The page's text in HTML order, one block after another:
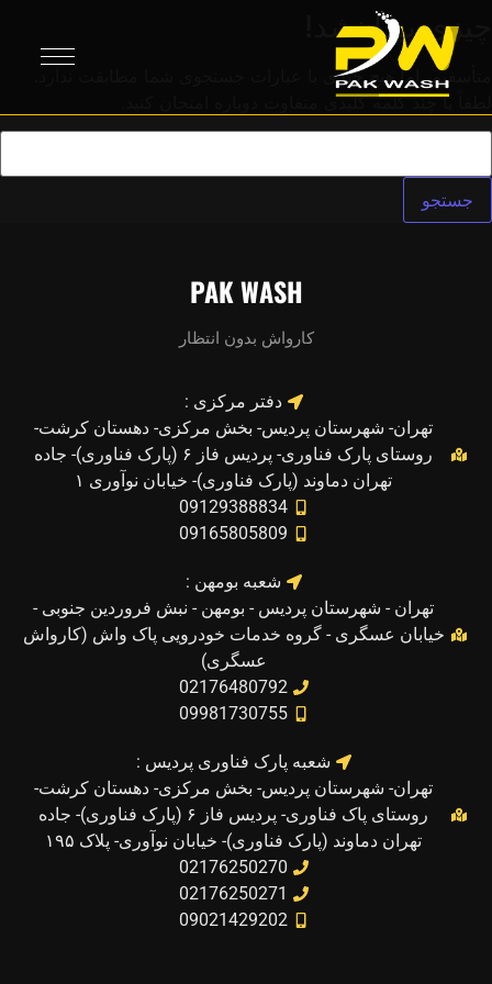
چیزی پیدا نشد!
متأسفیم، اما هیچ چیزی با عبارات جستجوی شما مطابقت ندارد.
لطفاً با چند کلمه کلیدی متفاوت دوباره امتحان کنید.
PAK WASH
کارواش بدون انتظار
دفتر مرکزی :
تهران- شهرستان پردیس- بخش مرکزی- دهستان کرشت-
روستای پارک فناوری- پردیس فاز ۶ (پارک فناوری)- جاده
تهران دماوند (پارک فناوری)- خیابان نوآوری ۱
09129388834
09165805809
شعبه بومهن :
تهران - شهرستان پردیس - بومهن - نبش فروردین جنوبی -
خیابان عسگری - گروه خدمات خودرویی پاک واش (کارواش
عسگری)
02176480792
09981730755
شعبه پارک فناوری پردیس :
تهران- شهرستان پردیس- بخش مرکزی- دهستان کرشت-
روستای پاک فناوری- پردیس فاز ۶ (پارک فناوری)- جاده
تهران دماوند (پارک فناوری)- خیابان نوآوری- پلاک ۱۹۵
02176250270
02176250271
09021429202